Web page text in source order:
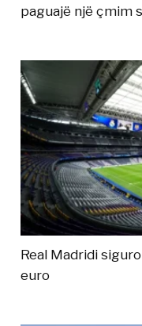
paguajë një çmim
Real Madridi
euro